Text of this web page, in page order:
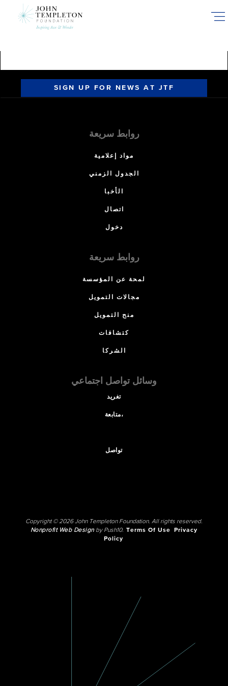
SIGN UP FOR NEWS AT JTF
روابط سريعة
مواد إعلامية
الجدول الزمني
الأخبا
اتصال
دخول
روابط سريعة
لمحة عن المؤسسة
مجالات التمويل
منح التمويل
كتشافات
الشركا
وسائل تواصل اجتماعي
تغريد
متابعة،
تواصل
Copyright © 2026 John Templeton Foundation. All rights reserved.
Nonprofit Web Designby Push10. Terms Of Use
Privacy
Policy